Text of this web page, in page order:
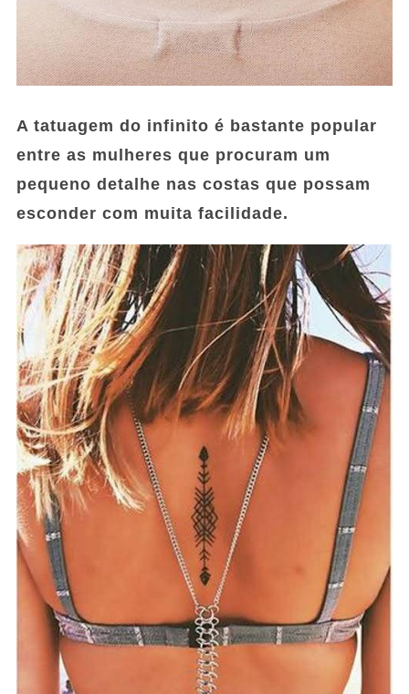
A tatuagem do infinito é bastante popular
entre as mulheres que procuram um
pequeno detalhe nas costas que possam
esconder com muita facilidade.